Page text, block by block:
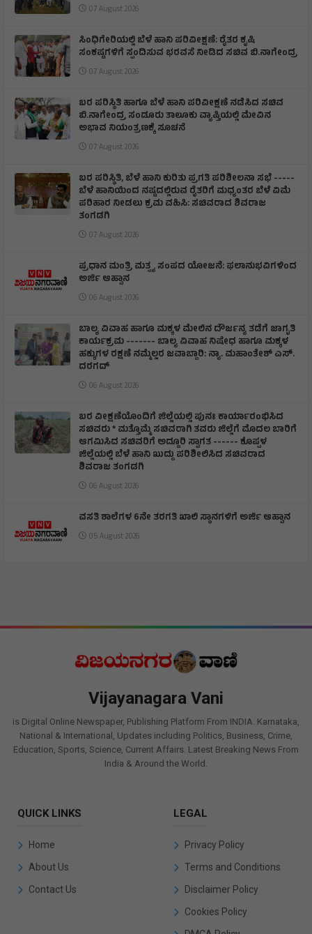
07 August 2026
ಸಿಂಧಿಗೇರಿಯಲ್ಲಿ ಬೆಳೆ ಹಾನಿ ಪರಿವೀಕ್ಷಣೆ: ರೈತರ ಕೃಷಿ
ಸಂಕಷ್ಟಗಳಿಗೆ ಸ್ಪಂದಿಸುವ ಭರವಸೆ ನೀಡಿದ ಸಚಿವ ಬಿ.ನಾಗೇಂದ್ರ
07 August 2026
ಬರ ಪರಿಸ್ಥಿತಿ ಹಾಗೂ ಬೆಳೆ ಹಾನಿ ಪರಿವೀಕ್ಷಣೆ ನಡೆಸಿದ ಸಚಿವ
ಬಿ.ನಾಗೇಂದ್ರ ಸoಡೂರು ತಾಲೂಕು ವ್ಯಾಪ್ತಿಯಲ್ಲಿ ಮೇವಿನ
ಅಭಾವ ನಿಯಂತ್ರಣಕ್ಕೆ ಸೂಚನೆ
07 August 2026
ಬರ ಪರಿಸ್ಥಿತಿ, ಬೆಳೆ ಹಾನಿ ಕುರಿತು ಪ್ರಗತಿ ಪರಿಶೀಲನಾ ಸಭೆ -----
ಬೆಳೆ ಹಾನಿಯಿಂದ ನಷ್ಟದಲ್ಲಿರುವ ರೈತರಿಗೆ ಮಧ್ಯಂತರ ಬೆಳೆ ವಿಮೆ
ಪರಿಹಾರ ನೀಡಲು ಕ್ರಮ ವಹಿಸಿ: ಸಚಿವರಾದ ಶಿವರಾಜ
ತಂಗಡಗಿ
07 August 2026
ಪ್ರಧಾನ ಮಂತ್ರಿ ಮತ್ಸ್ಯ ಸಂಪದ ಯೋಜನೆ: ಫಲಾನುಭವಿಗಳಿಂದ
ಅರ್ಜಿ ಆಹ್ವಾನ
06 August 2026
ಬಾಲ್ಯ ವಿವಾಹ ಹಾಗೂ ಮಕ್ಕಳ ಮೇಲಿನ ದೌರ್ಜನ್ಯ ತಡೆಗೆ ಜಾಗೃತಿ
ಕಾರ್ಯಕ್ರಮ ------- ಬಾಲ್ಯ ವಿವಾಹ ನಿಷೇಧ ಹಾಗೂ ಮಕ್ಕಳ
ಹಕ್ಕುಗಳ ರಕ್ಷಣೆ ನಮ್ಮೆಲ್ಲರ ಜವಾಬ್ದಾರಿ: ನ್ಯಾ. ಮಹಾಂತೇಶ್ ಎಸ್.
ದರಗದ್
06 August 2026
ಬರ ವೀಕ್ಷಣೆಯೊಂದಿಗೆ ಜಿಲ್ಲೆಯಲ್ಲಿ ಪುನಃ ಕಾರ್ಯಾರಂಭಿಸಿದ
ಸಚಿವರು * ಮತ್ತೊಮ್ಮೆ ಸಚಿವರಾಗಿ ತವರು ಜಿಲ್ಲೆಗೆ ಮೊದಲ ಬಾರಿಗೆ
ಆಗಮಿಸಿದ ಸಚಿವರಿಗೆ ಅದ್ದೂರಿ ಸ್ವಾಗತ ------ ಕೊಪ್ಪಳ
ಜಿಲ್ಲೆಯಲ್ಲಿ ಬೆಳೆ ಹಾನಿ ಖುದ್ದು ಪರಿಶೀಲಿಸಿದ ಸಚಿವರಾದ
ಶಿವರಾಜ ತಂಗಡಗಿ
06 August 2026
ವಸತಿ ಶಾಲೆಗಳ 6ನೇ ತರಗತಿ ಖಾಲಿ ಸ್ಥಾನಗಳಿಗೆ ಅರ್ಜಿ ಆಹ್ವಾನ
05 August 2026
Vijayanagara Vani
is Digital Online Newspaper, Publishing Platform From INDIA. Karnataka,
National & International, Updates including Politics, Business, Crime,
Education, Sports, Science, Current Affairs. Latest Breaking News From
India & Around the World.
QUICK LINKS
Home
About Us
Contact Us
LEGAL
Privacy Policy
Terms and Conditions
Disclaimer Policy
Cookies Policy